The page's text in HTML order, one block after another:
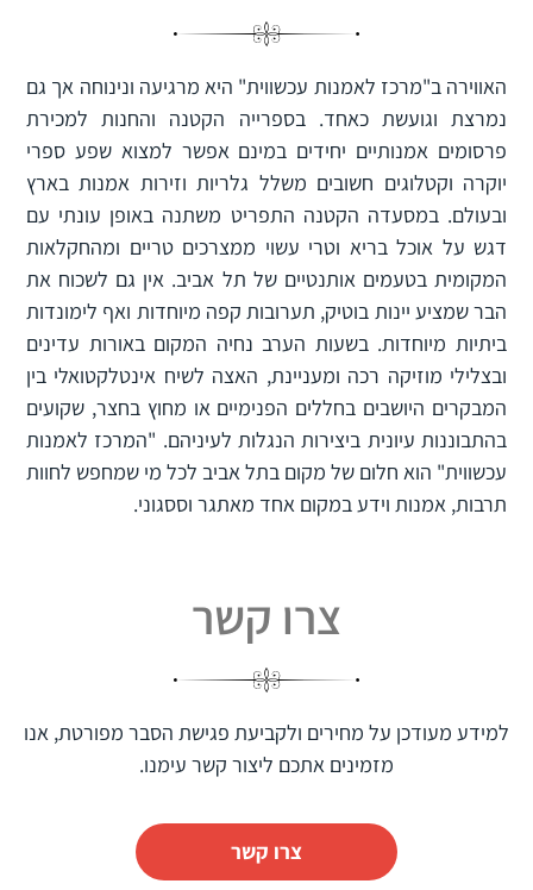
האווירה ב"מרכז לאמנות עכשווית" היא מרגיעה ונינוחה אך גם
נמרצת וגועשת כאחד. בספרייה הקטנה והחנות למכירת
פרסומים אמנותיים יחידים במינם אפשר למצוא שפע ספרי
יוקרה וקטלוגים חשובים משלל גלריות וזירות אמנות בארץ
ובעולם. במסעדה הקטנה התפריט משתנה באופן עונתי עם
דגש על אוכל בריא וטרי עשוי ממצרכים טריים ומהחקלאות
המקומית בטעמים אותנטיים של תל אביב. אין גם לשכוח את
הבר שמציע יינות בוטיק, תערובות קפה מיוחדות ואף לימונדות
ביתיות מיוחדות. בשעות הערב נחיה המקום באורות עדינים
ובצלילי מוזיקה רכה ומעניינת, האצה לשיח אינטלקטואלי בין
המבקרים היושבים בחללים הפנימיים או מחוץ בחצר, שקועים
בהתבוננות עיונית ביצירות הנגלות לעיניהם. "המרכז לאמנות
עכשווית" הוא חלום של מקום בתל אביב לכל מי שמחפש לחוות
תרבות, אמנות וידע במקום אחד מאתגר וססגוני.
צרו קשר
למידע מעודכן על מחירים ולקביעת פגישת הסבר מפורטת, אנו
מזמינים אתכם ליצור קשר עימנו.
צרו קשר